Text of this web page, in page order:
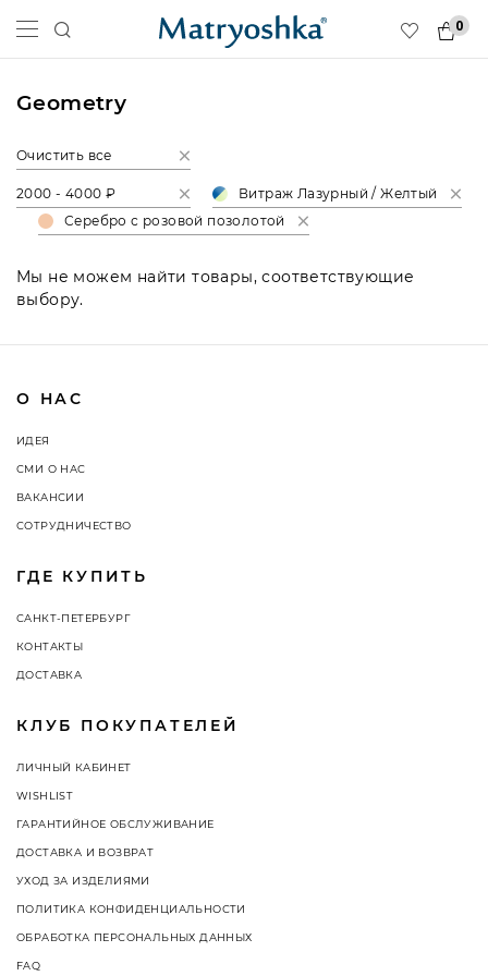
0
Geometry
Очистить все
2000 - 4000 ₽
Витраж Лазурный / Желтый
Серебро с розовой позолотой
Мы не можем найти товары, соответствующие
выбору.
О НАС
ИДЕЯ
СМИ О НАС
ВАКАНСИИ
СОТРУДНИЧЕСТВО
ГДЕ КУПИТЬ
САНКТ-ПЕТЕРБУРГ
КОНТАКТЫ
ДОСТАВКА
КЛУБ ПОКУПАТЕЛЕЙ
ЛИЧНЫЙ КАБИНЕТ
WISHLIST
ГАРАНТИЙНОЕ ОБСЛУЖИВАНИЕ
ДОСТАВКА И ВОЗВРАТ
УХОД ЗА ИЗДЕЛИЯМИ
ПОЛИТИКА КОНФИДЕНЦИАЛЬНОСТИ
ОБРАБОТКА ПЕРСОНАЛЬНЫХ ДАННЫХ
FAQ